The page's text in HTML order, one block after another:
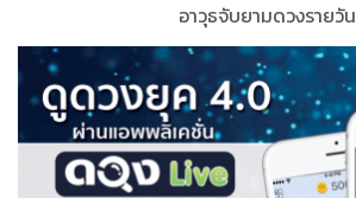
อาวุธจับยามดวงรายวัน